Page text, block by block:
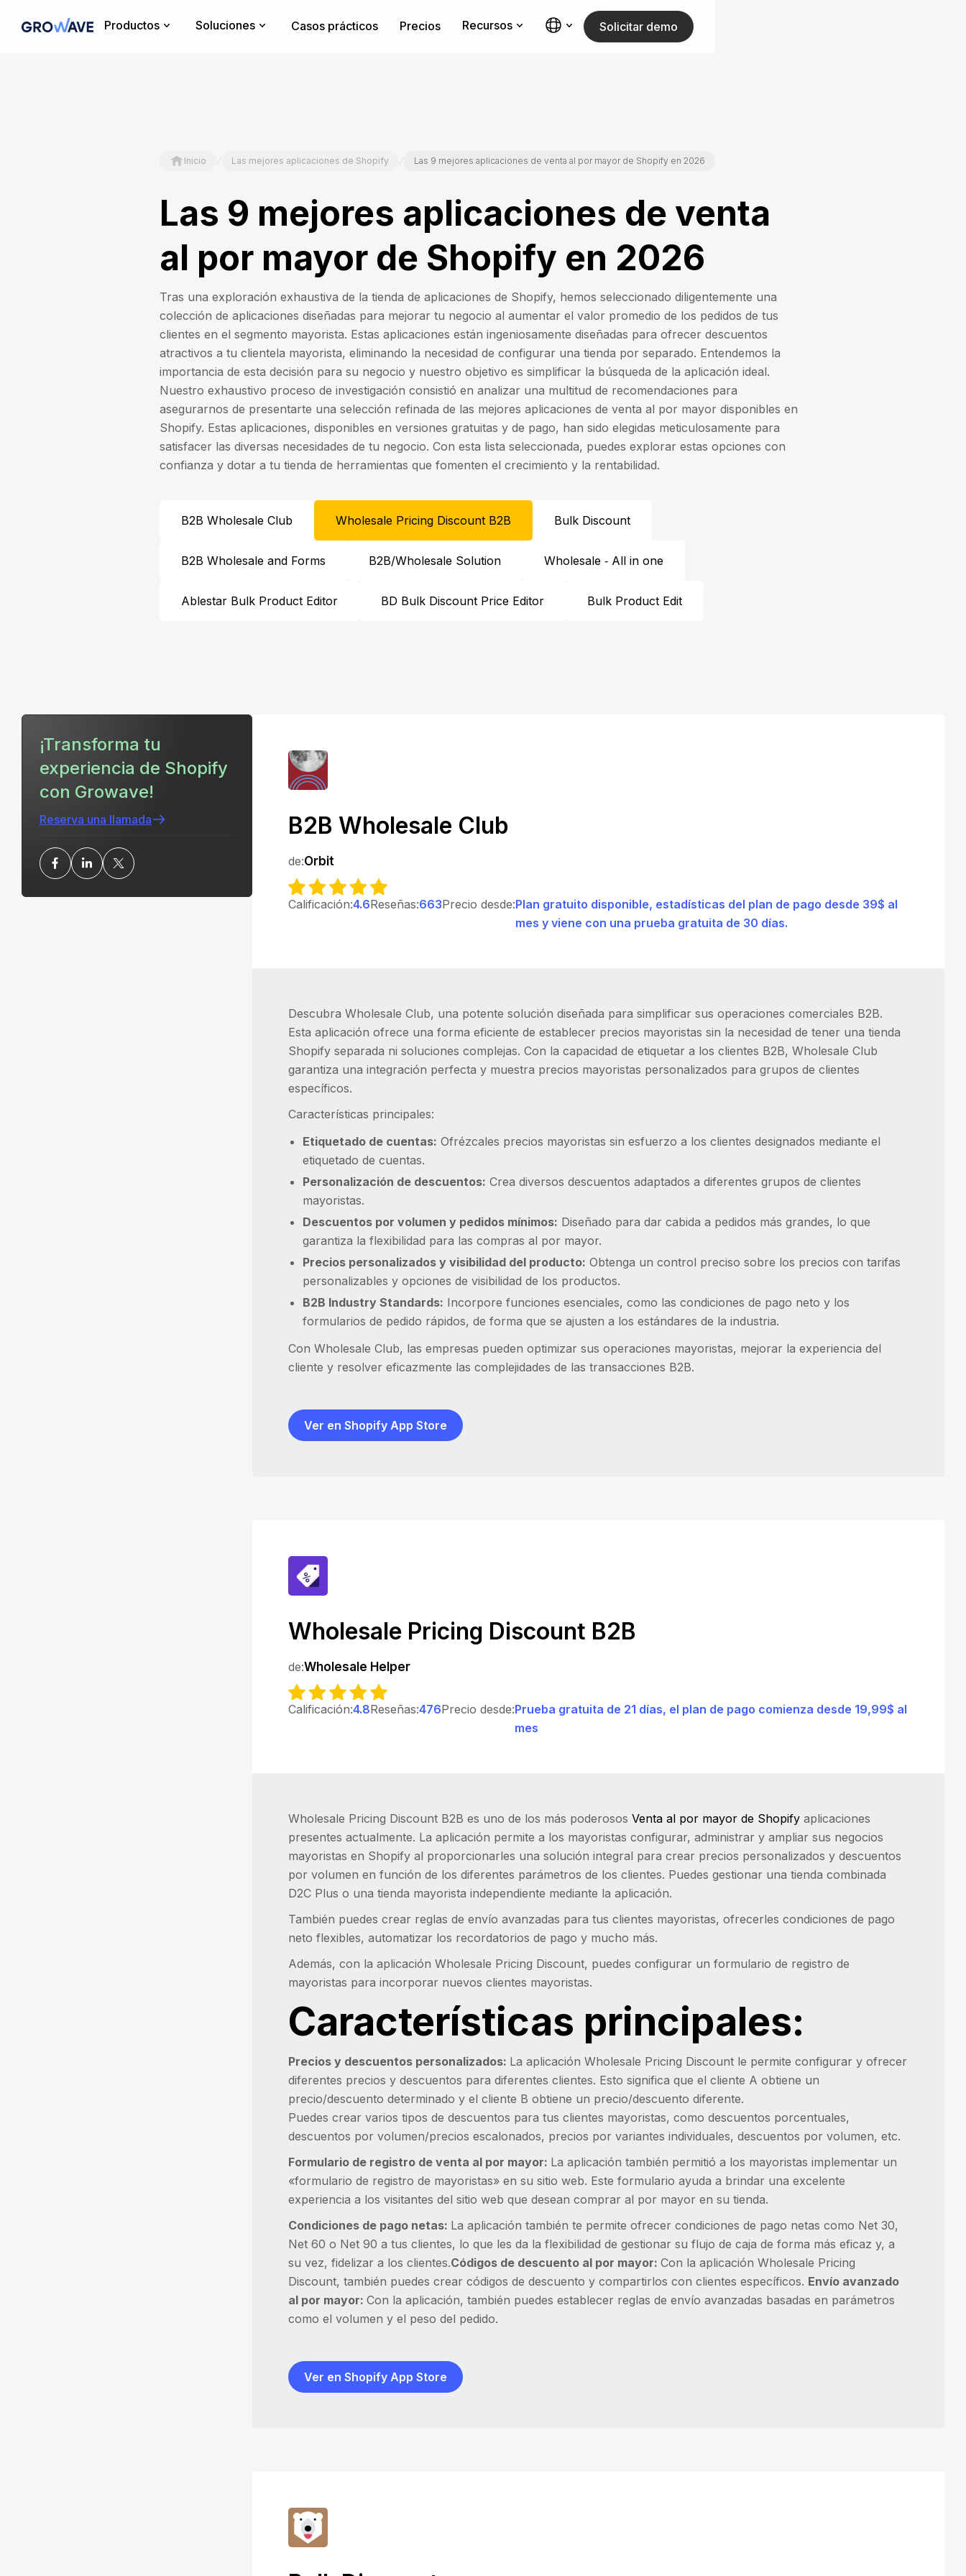
Productos Soluciones Casos prácticos Precios Recursos Solicitar demo
Inicio / Las mejores aplicaciones de Shopify / Las 9 mejores aplicaciones de venta al por mayor de Shopify en 2026
Las 9 mejores aplicaciones de venta
al por mayor de Shopify en 2026
Tras una exploración exhaustiva de la tienda de aplicaciones de Shopify, hemos seleccionado diligentemente una
colección de aplicaciones diseñadas para mejorar tu negocio al aumentar el valor promedio de los pedidos de tus
clientes en el segmento mayorista. Estas aplicaciones están ingeniosamente diseñadas para ofrecer descuentos
atractivos a tu clientela mayorista, eliminando la necesidad de configurar una tienda por separado. Entendemos la
importancia de esta decisión para su negocio y nuestro objetivo es simplificar la búsqueda de la aplicación ideal.
Nuestro exhaustivo proceso de investigación consistió en analizar una multitud de recomendaciones para
asegurarnos de presentarte una selección refinada de las mejores aplicaciones de venta al por mayor disponibles en
Shopify. Estas aplicaciones, disponibles en versiones gratuitas y de pago, han sido elegidas meticulosamente para
satisfacer las diversas necesidades de tu negocio. Con esta lista seleccionada, puedes explorar estas opciones con
confianza y dotar a tu tienda de herramientas que fomenten el crecimiento y la rentabilidad.
B2B Wholesale Club Wholesale Pricing Discount B2B Bulk Discount
B2B Wholesale and Forms B2B/Wholesale Solution Wholesale ‑ All in one
Ablestar Bulk Product Editor BD Bulk Discount Price Editor Bulk Product Edit
¡Transforma tu
experiencia de Shopify
con Growave!
Reserva una llamada B2B Wholesale Club
de:Orbit
Calificación:4.6Reseñas:663Precio desde:Plan gratuito disponible, estadísticas del plan de pago desde 39$ al
mes y viene con una prueba gratuita de 30 días.
Descubra Wholesale Club, una potente solución diseñada para simplificar sus operaciones comerciales B2B.
Esta aplicación ofrece una forma eficiente de establecer precios mayoristas sin la necesidad de tener una tienda
Shopify separada ni soluciones complejas. Con la capacidad de etiquetar a los clientes B2B, Wholesale Club
garantiza una integración perfecta y muestra precios mayoristas personalizados para grupos de clientes
específicos.
Características principales:
Etiquetado de cuentas: Ofrézcales precios mayoristas sin esfuerzo a los clientes designados mediante el
etiquetado de cuentas.
Personalización de descuentos: Crea diversos descuentos adaptados a diferentes grupos de clientes
mayoristas.
Descuentos por volumen y pedidos mínimos: Diseñado para dar cabida a pedidos más grandes, lo que
garantiza la flexibilidad para las compras al por mayor.
Precios personalizados y visibilidad del producto: Obtenga un control preciso sobre los precios con tarifas
personalizables y opciones de visibilidad de los productos.
B2B Industry Standards: Incorpore funciones esenciales, como las condiciones de pago neto y los
formularios de pedido rápidos, de forma que se ajusten a los estándares de la industria.
Con Wholesale Club, las empresas pueden optimizar sus operaciones mayoristas, mejorar la experiencia del
cliente y resolver eficazmente las complejidades de las transacciones B2B.
Ver en Shopify App Store
Wholesale Pricing Discount B2B
de:Wholesale Helper
Calificación:4.8Reseñas:476Precio desde:Prueba gratuita de 21 días, el plan de pago comienza desde 19,99$ al
mes
Wholesale Pricing Discount B2B es uno de los más poderosos Venta al por mayor de Shopify aplicaciones
presentes actualmente. La aplicación permite a los mayoristas configurar, administrar y ampliar sus negocios
mayoristas en Shopify al proporcionarles una solución integral para crear precios personalizados y descuentos
por volumen en función de los diferentes parámetros de los clientes. Puedes gestionar una tienda combinada
D2C Plus o una tienda mayorista independiente mediante la aplicación.
También puedes crear reglas de envío avanzadas para tus clientes mayoristas, ofrecerles condiciones de pago
neto flexibles, automatizar los recordatorios de pago y mucho más.
Además, con la aplicación Wholesale Pricing Discount, puedes configurar un formulario de registro de
mayoristas para incorporar nuevos clientes mayoristas.
Características principales:
Precios y descuentos personalizados: La aplicación Wholesale Pricing Discount le permite configurar y ofrecer
diferentes precios y descuentos para diferentes clientes. Esto significa que el cliente A obtiene un
precio/descuento determinado y el cliente B obtiene un precio/descuento diferente.
Puedes crear varios tipos de descuentos para tus clientes mayoristas, como descuentos porcentuales,
descuentos por volumen/precios escalonados, precios por variantes individuales, descuentos por volumen, etc.
Formulario de registro de venta al por mayor: La aplicación también permitió a los mayoristas implementar un
«formulario de registro de mayoristas» en su sitio web. Este formulario ayuda a brindar una excelente
experiencia a los visitantes del sitio web que desean comprar al por mayor en su tienda.
Condiciones de pago netas: La aplicación también te permite ofrecer condiciones de pago netas como Net 30,
Net 60 o Net 90 a tus clientes, lo que les da la flexibilidad de gestionar su flujo de caja de forma más eficaz y, a
su vez, fidelizar a los clientes.Códigos de descuento al por mayor: Con la aplicación Wholesale Pricing
Discount, también puedes crear códigos de descuento y compartirlos con clientes específicos. Envío avanzado
al por mayor: Con la aplicación, también puedes establecer reglas de envío avanzadas basadas en parámetros
como el volumen y el peso del pedido.
Ver en Shopify App Store